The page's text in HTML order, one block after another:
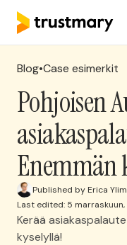
Blog•Case esimerkit
Pohjoisen
Enemmän
Published by Erica
Last edited: 5
Kerää
kyselyllä!